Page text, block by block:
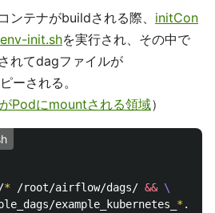
テナがbuildされる際、 initCon
init.shを実行され、その中で
れてdagファイルが
ーされる。
Podにmountされる領域）
* /root/airflow/dags/ && \
example_kubernetes_ * .py